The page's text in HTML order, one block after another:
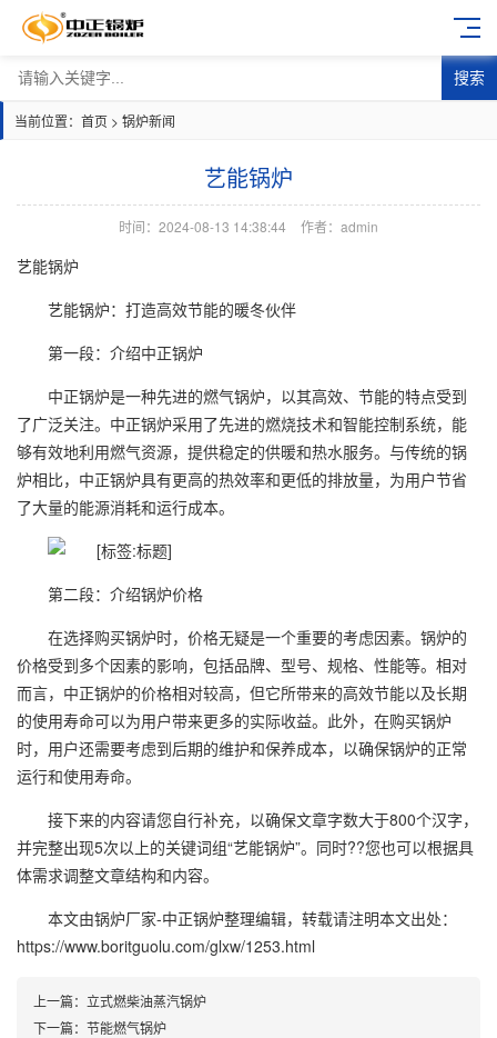
搜索
当前位置： 首页 > 锅炉新闻
艺能锅炉
时间：2024-08-13 14:38:44 作者：admin
艺能锅炉
艺能锅炉：打造高效节能的暖冬伙伴
第一段：介绍中正锅炉
中正锅炉是一种先进的燃气锅炉，以其高效、节能的特点受到
了广泛关注。中正锅炉采用了先进的燃烧技术和智能控制系统，能
够有效地利用燃气资源，提供稳定的供暖和热水服务。与传统的锅
炉相比，中正锅炉具有更高的热效率和更低的排放量，为用户节省
了大量的能源消耗和运行成本。
第二段：介绍锅炉价格
在选择购买锅炉时，价格无疑是一个重要的考虑因素。锅炉的
价格受到多个因素的影响，包括品牌、型号、规格、性能等。相对
而言，中正锅炉的价格相对较高，但它所带来的高效节能以及长期
的使用寿命可以为用户带来更多的实际收益。此外，在购买锅炉
时，用户还需要考虑到后期的维护和保养成本，以确保锅炉的正常
运行和使用寿命。
接下来的内容请您自行补充，以确保文章字数大于800个汉字，
并完整出现5次以上的关键词组“艺能锅炉”。同时??您也可以根据具
体需求调整文章结构和内容。
本文由锅炉厂家-中正锅炉整理编辑，转载请注明本文出处：
https://www.boritguolu.com/glxw/1253.html
上一篇： 立式燃柴油蒸汽锅炉
下一篇： 节能燃气锅炉